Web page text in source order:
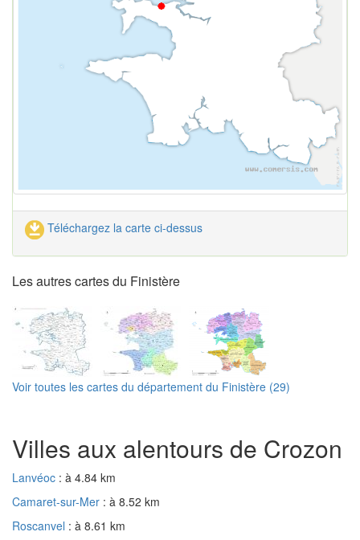
Téléchargez la carte ci-dessus
Les autres cartes du Finistère
Voir toutes les cartes du département du Finistère (29)
Villes aux alentours de Crozon
Lanvéoc : à 4.84 km
Camaret-sur-Mer : à 8.52 km
Roscanvel : à 8.61 km